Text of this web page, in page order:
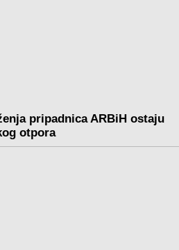
pripadnica ARBiH ostaju
otpora